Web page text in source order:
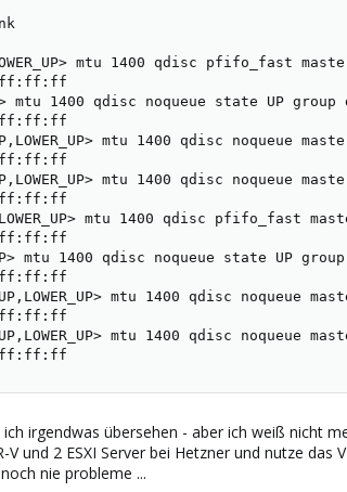
mtu 1400 qdisc pfifo_fast
mtu 1400 qdisc noqueue state UP
mtu 1400 qdisc noqueue
mtu 1400 qdisc
mtu 1400 qdisc pfifo_fast
mtu 1400 qdisc noqueue state UP
mtu 1400 qdisc
mtu 1400 qdisc
irgendwas übersehen - aber ich weiß nicht
und 2 ESXI Server bei Hetzner und nutze das
nie probleme ...